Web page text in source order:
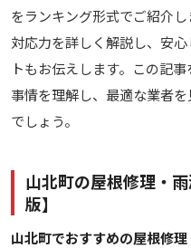
をランキング形式でご紹介し
対応力を詳しく解説し、安
トもお伝えします。この記
事情を理解し、最適な業者
でしょう。
山北町の屋根修理・
版】
山北町でおすすめの屋根修